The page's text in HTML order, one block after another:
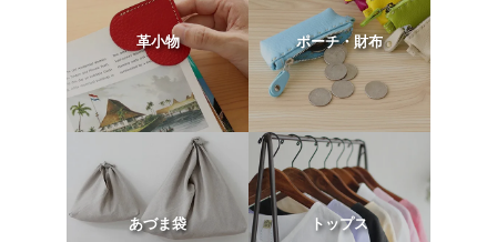
革小物 ポーチ・財布
あづま袋 トップス